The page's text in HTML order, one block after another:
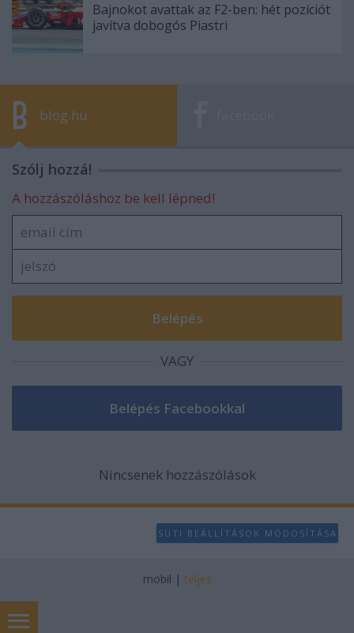
Bajnokot avattak az F2-ben: hét pozíciót
javítva dobogós Piastri
blog.hu
Szólj hozzá!
A hozzászóláshoz be kell lépned!
VAGY
Nincsenek hozzászólások
SÜTI BEÁLLÍTÁSOK MÓDOSÍTÁSA
mobil | teljes